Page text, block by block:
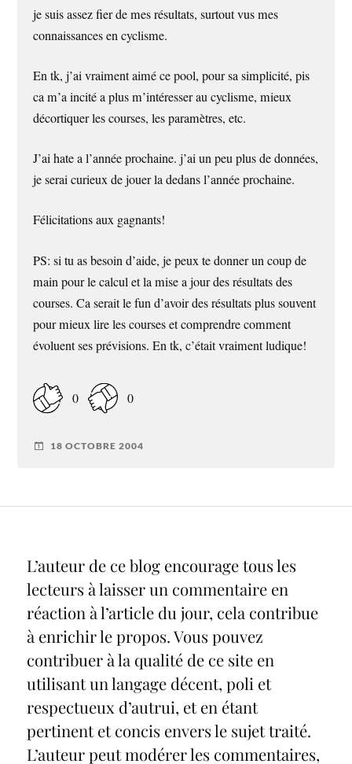
je suis assez fier de mes résultats, surtout vus mes
connaissances en cyclisme.
En tk, j’ai vraiment aimé ce pool, pour sa simplicité, pis
ca m’a incité a plus m’intéresser au cyclisme, mieux
décortiquer les courses, les paramètres, etc.
J’ai hate a l’année prochaine. j’ai un peu plus de données,
je serai curieux de jouer la dedans l’année prochaine.
Félicitations aux gagnants!
PS: si tu as besoin d’aide, je peux te donner un coup de
main pour le calcul et la mise a jour des résultats des
courses. Ca serait le fun d’avoir des résultats plus souvent
pour mieux lire les courses et comprendre comment
évoluent ses prévisions. En tk, c’était vraiment ludique!
0 0
18 OCTOBRE 2004
L’auteur de ce blog encourage tous les
lecteurs à laisser un commentaire en
réaction à l’article du jour, cela contribue
à enrichir le propos. Vous pouvez
contribuer à la qualité de ce site en
utilisant un langage décent, poli et
respectueux d’autrui, et en étant
pertinent et concis envers le sujet traité.
L’auteur peut modérer les commentaires,